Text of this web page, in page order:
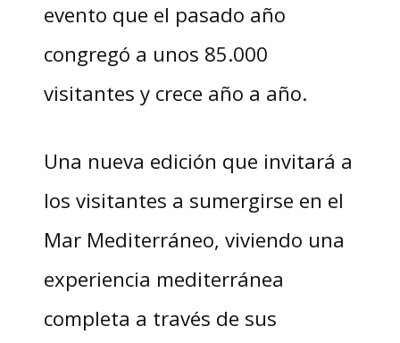
evento que el pasado año
congregó a unos 85.000
visitantes y crece año a año.
Una nueva edición que invitará a
los visitantes a sumergirse en el
Mar Mediterráneo, viviendo una
experiencia mediterránea
completa a través de sus